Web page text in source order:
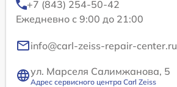
+7 (843) 254-50-42
Ежедневно с 9:00 до 21:00
info@carl-zeiss-repair-center.ru
ул. Марселя Салимжанова, 5
Адрес сервисного центра Carl Zeiss